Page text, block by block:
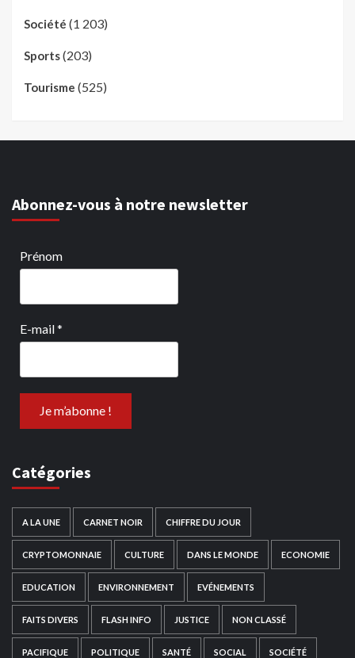
Société (1 203)
Sports(203)
Tourisme (525)
Abonnez-vous à notre newsletter
Prénom
E-mail*
Catégories
A LA UNE CARNET NOIR CHIFFRE DU JOUR
CRYPTOMONNAIE CULTURE DANS LE MONDE ECONOMIE
EDUCATION ENVIRONNEMENT EVÉNEMENTS
FAITS DIVERS FLASH INFO JUSTICE NON CLASSÉ
PACIFIQUE POLITIQUE SANTÉ SOCIAL SOCIÉTÉ